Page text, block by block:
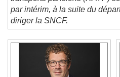
transports parisiens (RATP)
par intérim, à la suite du
diriger la SNCF.